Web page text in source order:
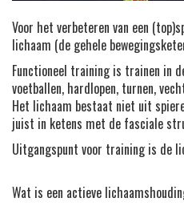
Voor het verbeteren van een
lichaam (de gehele
Functioneel training is trainen in
voetballen, hardlopen, turnen,
Het lichaam bestaat niet uit
juist in ketens met de fasciale
Uitgangspunt voor training is de
Wat is een actieve